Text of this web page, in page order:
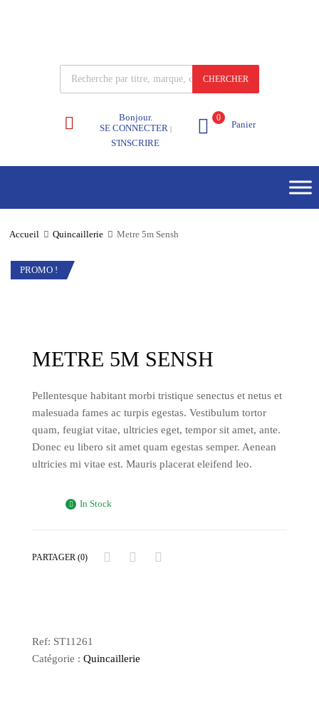
CHERCHER
Bonjour.
SE CONNECTER |
S'INSCRIRE
Panier
0
Accueil Quincaillerie Metre 5m Sensh
PROMO !
METRE 5M SENSH
Pellentesque habitant morbi tristique senectus et netus et
malesuada fames ac turpis egestas. Vestibulum tortor
quam, feugiat vitae, ultricies eget, tempor sit amet, ante.
Donec eu libero sit amet quam egestas semper. Aenean
ultricies mi vitae est. Mauris placerat eleifend leo.
In Stock
PARTAGER (0)
Ref: ST11261
Catégorie : Quincaillerie